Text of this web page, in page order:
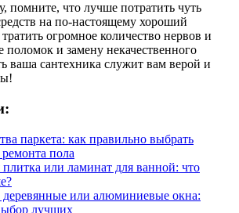
помните, что лучше потратить чуть
на по-настоящему хороший
огромное количество нервов и
поломок и замену некачественного
ваша сантехника служит вам верой и
паркета: как правильно выбрать
пола
плитка или ламинат для ванной: что
деревянные или алюминиевые окна:
лучших